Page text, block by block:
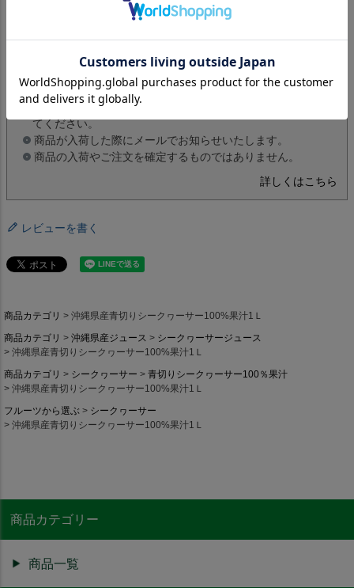
入荷お知らせメールについて
入荷お知らせボタンを押下して、メールアドレスを登録し
てください。
商品が入荷した際にメールでお知らせいたします。
商品の入荷やご注文を確定するものではありません。
詳しくはこちら
レビューを書く
商品カテゴリ
沖縄県産青切りシークヮーサー100%果汁1Ｌ
商品カテゴリ
沖縄県産ジュース
シークヮーサージュース
沖縄県産青切りシークヮーサー100%果汁1Ｌ
商品カテゴリ
シークヮーサー
青切りシークヮーサー100％果汁
沖縄県産青切りシークヮーサー100%果汁1Ｌ
フルーツから選ぶ
シークヮーサー
沖縄県産青切りシークヮーサー100%果汁1Ｌ
商品カテゴリー
商品一覧